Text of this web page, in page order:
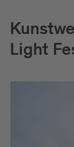
Light